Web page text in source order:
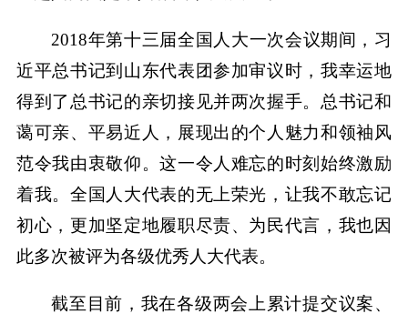
2018年第十三届全国人大一次会议期间，习
近平总书记到山东代表团参加审议时，我幸运地
得到了总书记的亲切接见并两次握手。总书记和
蔼可亲、平易近人，展现出的个人魅力和领袖风
范令我由衷敬仰。这一令人难忘的时刻始终激励
着我。全国人大代表的无上荣光，让我不敢忘记
初心，更加坚定地履职尽责、为民代言，我也因
此多次被评为各级优秀人大代表。
截至目前，我在各级两会上累计提交议案、